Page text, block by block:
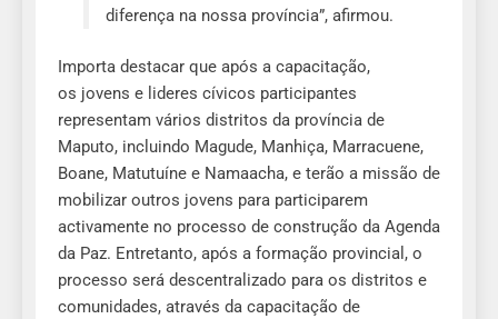
diferença na nossa província”, afirmou.
Importa destacar que após a capacitação,
os jovens e lideres cívicos participantes
representam vários distritos da província de
Maputo, incluindo Magude, Manhiça, Marracuene,
Boane, Matutuíne e Namaacha, e terão a missão de
mobilizar outros jovens para participarem
activamente no processo de construção da Agenda
da Paz. Entretanto, após a formação provincial, o
processo será descentralizado para os distritos e
comunidades, através da capacitação de